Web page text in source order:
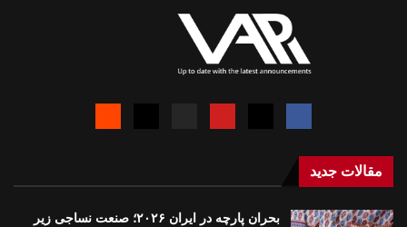
مقالات جدید
بحران پارچه در ایران ۲۰۲۶؛ صنعت نساجی زیر